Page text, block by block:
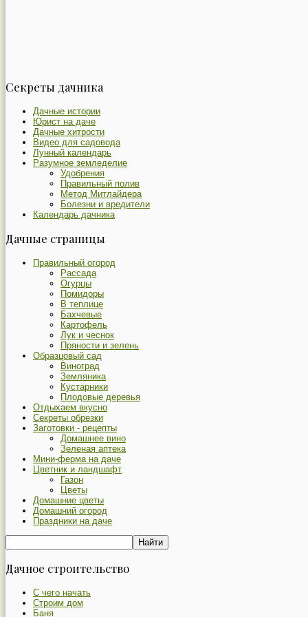
Секреты дачника
Дачные истории
Юрист на даче
Дачные хитрости
Видео для садовода
Лунный календарь
Разумное земледелие
Удобрения
Правильный полив
Метод Митлайдера
Болезни и вредители
Календарь дачника
Дачные страницы
Правильный огород
Рассада
Огурцы
Помидоры
В теплице
Бахчевые
Картофель
Лук и чеснок
Пряности и зелень
Образцовый сад
Виноград
Земляника
Кустарники
Плодовые деревья
Отдыхаем вкусно
Секреты обрезки
Заготовки - рецепты
Домашнее вино
Зеленая аптека
Мини-ферма на даче
Цветник и ландшафт
Газон
Цветы
Домашние цветы
Домашний огород
Праздники на даче
Дачное строительство
С чего начать
Строим дом
Баня